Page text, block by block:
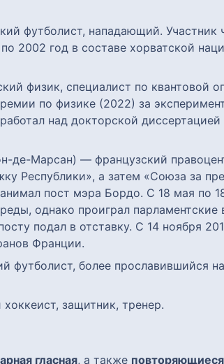
футболист, нападающий. Участник
2002 год в составе хорватской
физик, специалист по квантовой
по физике (2022) за
над докторской
де-Марсан) — французский
Республики», а затем «Союза за
пост мэра Бордо. С 18 мая по
однако проиграл парламентские
подал в отставку. С 14 ноября
Франции.
более прославившийся
защитник, тренер.
гласная, а также